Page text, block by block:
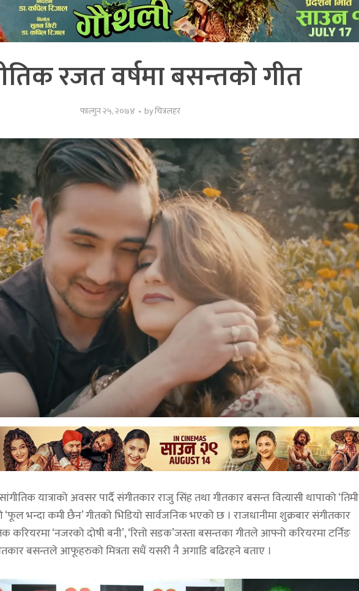
रजत वर्षमा बसन्तको गीत
फाल्गुन २५, २०७४ byचित्रलहर
यात्राको अवसर पार्दै संगीतकार राजु सिंह तथा गीतकार बसन्त वित्यासी थापाको ‘तिमी
भन्दा कमी छैन’ गीतको भिडियो सार्वजनिक भएको छ । राजधानीमा शुक्रबार संगीतकार
‘नजरको दोषी बनी’, ‘रित्तो सडक’जस्ता बसन्तका गीतले आफ्नो करियरमा टर्निङ
बसन्तले आफूहरुको मित्रता सधैं यसरी नै अगाडि बढिरहने बताए ।